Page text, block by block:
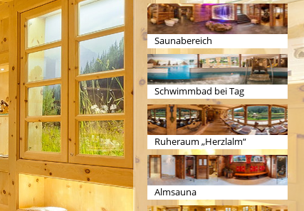
Saunabereich
Schwimmbad bei Tag
Ruheraum „Herzlalm“
Almsauna